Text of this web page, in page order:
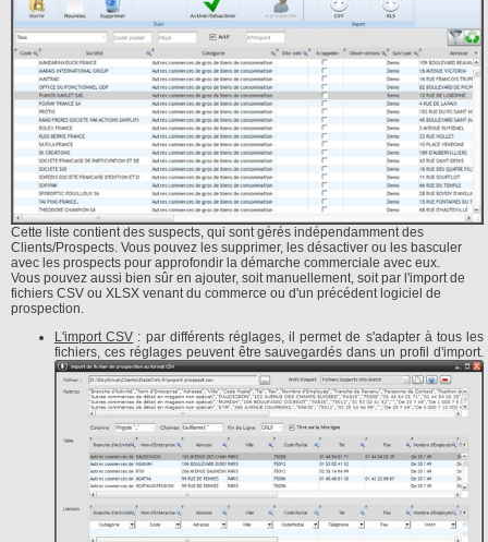
Cette liste contient des suspects, qui sont gérés indépendamment des
Clients/Prospects. Vous pouvez les supprimer, les désactiver ou les basculer
avec les prospects pour approfondir la démarche commerciale avec eux.
Vous pouvez aussi bien sûr en ajouter, soit manuellement, soit par l'import de
fichiers CSV ou XLSX venant du commerce ou d'un précédent logiciel de
prospection.
L'import CSV : par différents réglages, il permet de s'adapter à tous les
fichiers, ces réglages peuvent être sauvegardés dans un profil d'import.